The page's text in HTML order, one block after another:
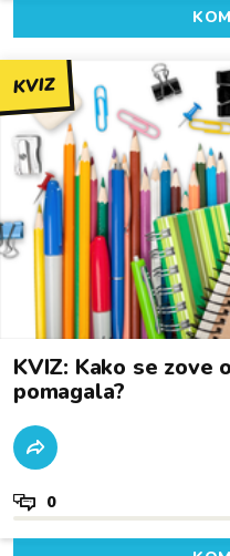
KVIZ
KVIZ: Kako se zove
pomagala?
0